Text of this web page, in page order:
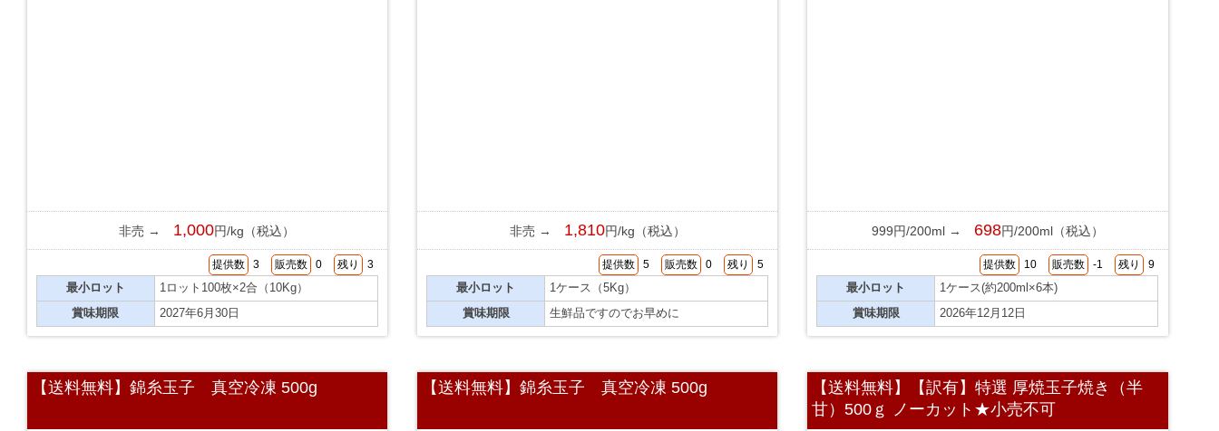
非売 → 1,000円/kg（税込）
提供数 3 販売数 0 残り 3
最小ロット
1ロット100枚×2合（10Kg）
賞味期限
2027年6月30日
非売 → 1,810円/kg（税込）
提供数 5 販売数 0 残り 5
最小ロット
1ケース（5Kg）
賞味期限
生鮮品ですのでお早めに
999円/200ml → 698円/200ml（税込）
提供数 10 販売数 -1 残り 9
最小ロット
1ケース(約200ml×6本)
賞味期限
2026年12月12日
【送料無料】錦糸玉子 真空冷凍 500g 【送料無料】錦糸玉子 真空冷凍 500g
【送料無料】【訳有】特選 厚焼玉子焼き（半
甘）500ｇ ノーカット★小売不可